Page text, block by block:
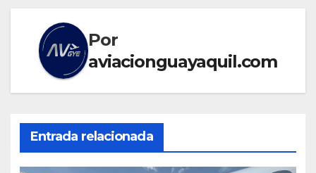
Por
aviacionguayaquil.com
Entrada relacionada